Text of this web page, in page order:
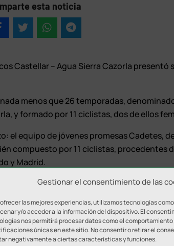
Gestionar el consentimiento de las
las mejores experiencias, utilizamos tecnologías
y/o acceder a la información del dispositivo. El
nos permitirá procesar datos como el comportamiento
únicas en este sitio. No consentir o retirar el
negativamente a ciertas características y funciones.
esta noticia
Castellar – Agua Sierra Cazorla presentó
menos que 26 temporadas,
y formado por 11 ciclistas, dos de ellos
el equipo de jóvenes promesas Cadetes,
compuesto por 11 ciclistas, procedentes
y Madrid.
más importantes del calendario
el gran esfuerzo que ello conlleva para
no impidió que celebraran un día de